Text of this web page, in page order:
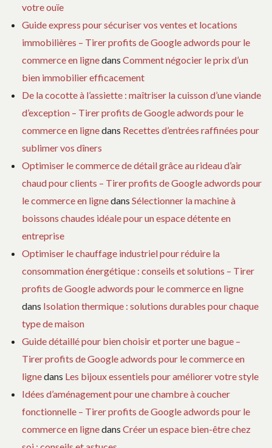
votre ouïe
Guide express pour sécuriser vos ventes et locations
immobilières – Tirer profits de Google adwords pour le
commerce en lignedans Comment négocier le prix d’un
bien immobilier efficacement
De la cocotte à l’assiette : maîtriser la cuisson d’une viande
d’exception – Tirer profits de Google adwords pour le
commerce en lignedans Recettes d’entrées raffinées pour
sublimer vos dîners
Optimiser le commerce de détail grâce au rideau d’air
chaud pour clients – Tirer profits de Google adwords pour
le commerce en lignedans Sélectionner la machine à
boissons chaudes idéale pour un espace détente en
entreprise
Optimiser le chauffage industriel pour réduire la
consommation énergétique : conseils et solutions – Tirer
profits de Google adwords pour le commerce en ligne
dans Isolation thermique : solutions durables pour chaque
type de maison
Guide détaillé pour bien choisir et porter une bague –
Tirer profits de Google adwords pour le commerce en
lignedans Les bijoux essentiels pour améliorer votre style
Idées d’aménagement pour une chambre à coucher
fonctionnelle – Tirer profits de Google adwords pour le
commerce en lignedans Créer un espace bien-être chez